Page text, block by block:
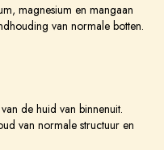
magnesium en mangaan
van normale botten.
de huid van binnenuit.
van normale structuur en